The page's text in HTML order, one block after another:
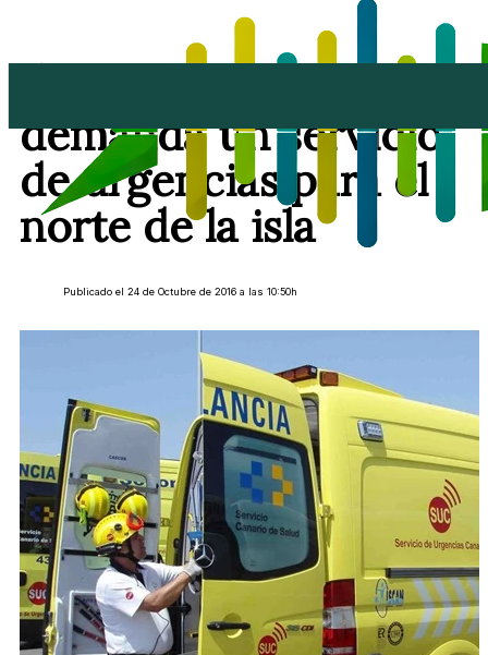
demanda un servicio
de urgencias para el
norte de la isla
Publicado el 24 de Octubre de 2016 a las 10:50h